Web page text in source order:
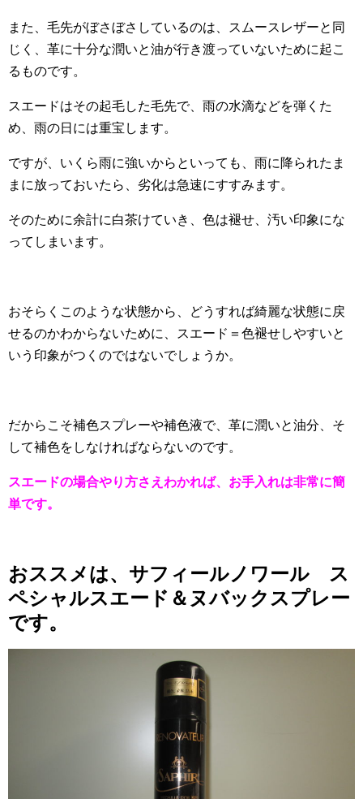
また、毛先がぼさぼさしているのは、スムースレザーと同
じく、革に十分な潤いと油が行き渡っていないために起こ
るものです。
スエードはその起毛した毛先で、雨の水滴などを弾くた
め、雨の日には重宝します。
ですが、いくら雨に強いからといっても、雨に降られたま
まに放っておいたら、劣化は急速にすすみます。
そのために余計に白茶けていき、色は褪せ、汚い印象にな
ってしまいます。
おそらくこのような状態から、どうすれば綺麗な状態に戻
せるのかわからないために、スエード＝色褪せしやすいと
いう印象がつくのではないでしょうか。
だからこそ補色スプレーや補色液で、革に潤いと油分、そ
して補色をしなければならないのです。
スエードの場合やり方さえわかれば、お手入れは非常に簡
単です。
おススメは、サフィールノワール ス
ペシャルスエード＆ヌバックスプレー
です。